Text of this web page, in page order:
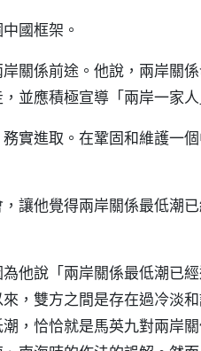
國框架。
關係前途。他說，兩岸關
並應積極宣導「兩岸一家人
實進取。在鞏固和維護一
讓他覺得兩岸關係最低潮
他說「兩岸關係最低潮已經
，雙方之間是存在過冷淡
，恰恰就是馬英九對兩岸